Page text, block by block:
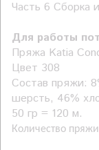
Часть 6 Сборка
Для работы
Пряжа Katia
Цвет 308
Состав пряжи:
шерсть, 46%
50 гр = 120 м.
Количество